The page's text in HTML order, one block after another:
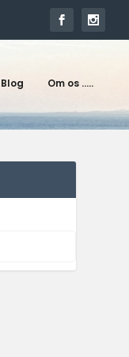
Blog Om os …..